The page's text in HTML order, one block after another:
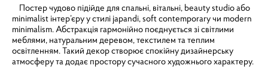
Постер чудово підійде для спальні, вітальні, beauty studio або
minimalist інтер’єру у стилі japandi, soft contemporary чи modern
minimalism. Абстракція гармонійно поєднується зі світлими
меблями, натуральним деревом, текстилем та теплим
освітленням. Такий декор створює спокійну дизайнерську
атмосферу та додає простору сучасного художнього характеру.